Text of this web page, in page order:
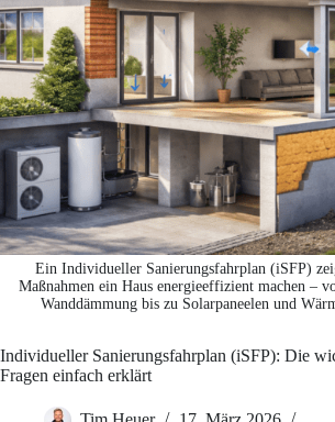
Ein Individueller Sanierungsfahrplan (iSFP)
Maßnahmen ein Haus energieeffizient machen –
Wanddämmung bis zu Solarpaneelen und
Individueller Sanierungsfahrplan (iSFP): Die
Fragen einfach erklärt